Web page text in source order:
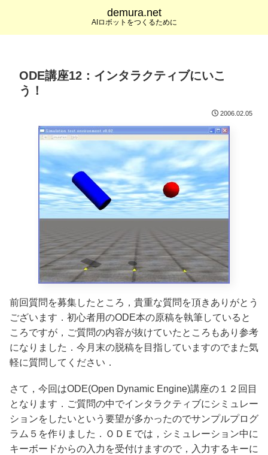
demura.net
AIロボットをつくるために
ODE講座12：インタラクティブにいこ
う！
2006.02.05
前回質問を募集したところ，貴重な質問を頂きありがとう
ございます．初心者用のODE本の原稿を執筆していると
ころですが，ご質問の内容が抜けていたところもあり参考
になりました．今月末の脱稿を目指していますのでまた気
軽に質問してください．
さて，今回はODE(Open Dynamic Engine)講座の１２回目
となります．ご質問の中でインタラクティブにシミュレー
ションをしたいという要望が多かったのでサンプルプログ
ラム５を作りました．ＯＤＥでは，シミュレーション中に
キーボードからの入力を受付けますので，入力するキーに